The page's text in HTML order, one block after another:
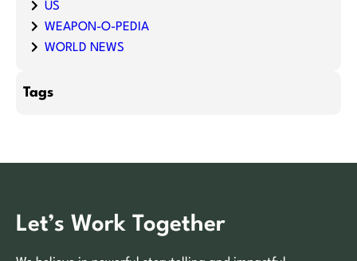
US
WEAPON-O-PEDIA
WORLD NEWS
Tags
Let’s Work Together